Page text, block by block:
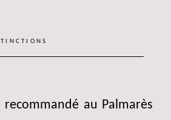
recommandé au Palmarès